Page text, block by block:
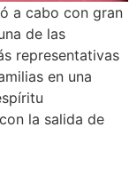
a cabo con gran
de las
representativas
en una
la salida de